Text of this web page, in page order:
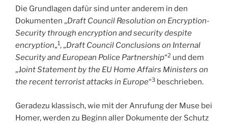
Die Grundlagen dafür sind unter anderem in den
Dokumenten „Draft Council Resolution on Encryption-
Security through encryption and security despite
encryption„1, „Draft Council Conclusions on Internal
Security and European Police Partnership“2 und dem
„Joint Statement by the EU Home Affairs Ministers on
the recent terrorist attacks in Europe“3 beschrieben.
Geradezu klassisch, wie mit der Anrufung der Muse bei
Homer, werden zu Beginn aller Dokumente der Schutz